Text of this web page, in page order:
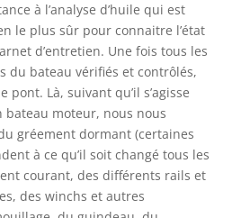
à l’analyse d’huile qui est
le plus sûr pour connaitre l’état
d’entretien. Une fois tous les
du bateau vérifiés et contrôlés,
pont. Là, suivant qu’il s’agisse
bateau moteur, nous nous
gréement dormant (certaines
à ce qu’il soit changé tous les
courant, des différents rails et
des winchs et autres